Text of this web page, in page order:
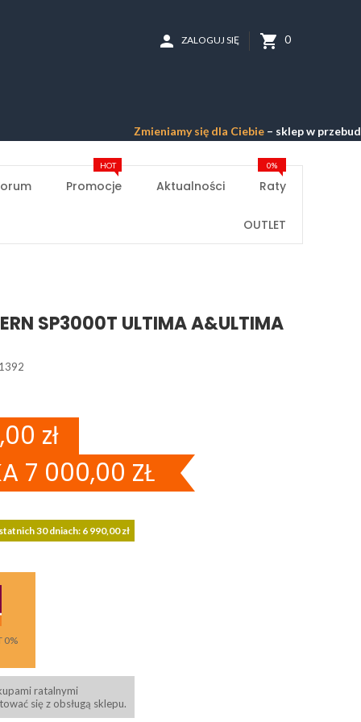
shopping_cart 0
person ZALOGUJ SIĘ
Zmieniamy się dla Ciebie – sklep w przebudowie –
Promocje
HOT
Aktualności Raty
0%
OUTLET
SP3000T ULTIMA A&ULTIMA
zł
7 000,00 ZŁ
30 dniach: 6 990,00 zł
0%
ratalnymi
się z obsługą sklepu.